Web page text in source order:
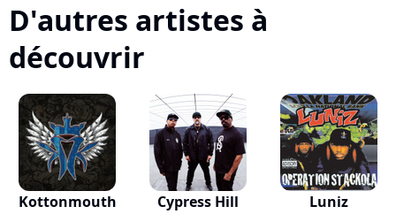
D'autres artistes à
découvrir
Kottonmouth
Cypress Hill Luniz